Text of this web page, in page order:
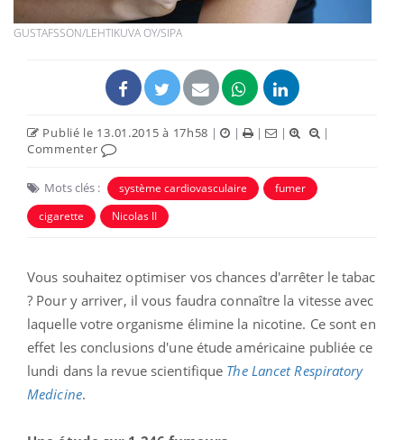
GUSTAFSSON/LEHTIKUVA OY/SIPA
Publié le 13.01.2015 à 17h58 | | | |
|
Commenter
Mots clés : système cardiovasculaire
fumer
cigarette
Nicolas II
Vous souhaitez optimiser vos chances d'arrêter le tabac
? Pour y arriver, il vous faudra connaître la vitesse avec
laquelle votre organisme élimine la nicotine. Ce sont en
effet les conclusions d'une étude américaine publiée ce
lundi dans la revue scientifique The Lancet Respiratory
Medicine.